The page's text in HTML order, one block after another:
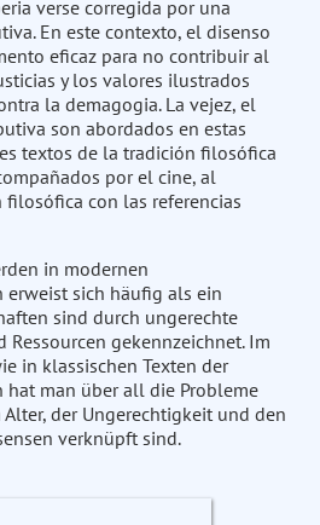
verse corregida por una
En este contexto, el disenso
eficaz para no contribuir al
y los valores ilustrados
la demagogia. La vejez, el
son abordados en estas
textos de la tradición filosófica
por el cine, al
con las referencias
in modernen
erweist sich häufig als ein
sind durch ungerechte
gekennzeichnet. Im
in klassischen Texten der
man über all die Probleme
der Ungerechtigkeit und den
verknüpft sind.